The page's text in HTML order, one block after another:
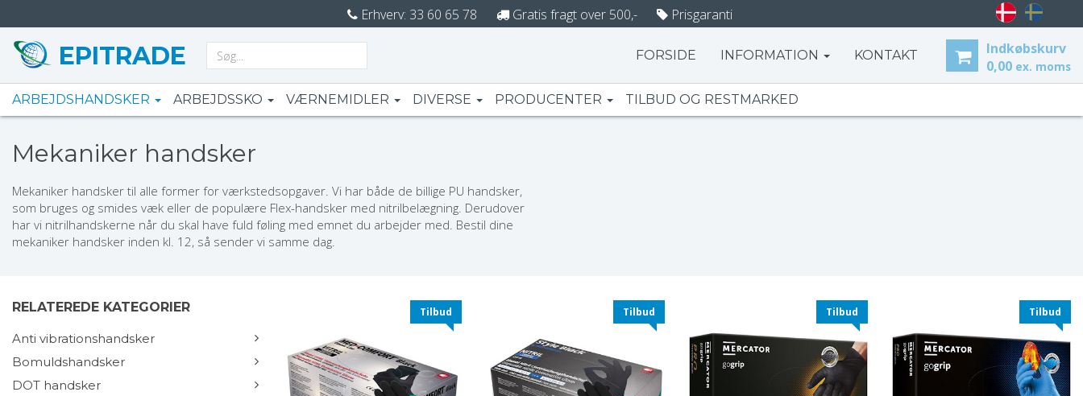
Erhverv: 33 60 65 78 Gratis fragt over 500,- Prisgaranti
EPITRADE
Indkøbskurv
0,00 ex. moms
FORSIDE INFORMATION KONTAKT
ARBEJDSHANDSKER ARBEJDSSKO VÆRNEMIDLER DIVERSE PRODUCENTER TILBUD OG RESTMARKED
Mekaniker handsker
Mekaniker handsker til alle former for værkstedsopgaver. Vi har både de billige PU handsker,
som bruges og smides væk eller de populære Flex-handsker med nitrilbelægning. Derudover
har vi nitrilhandskerne når du skal have fuld føling med emnet du arbejder med. Bestil dine
mekaniker handsker inden kl. 12, så sender vi samme dag.
RELATEREDE KATEGORIER
Anti vibrationshandsker
Bomuldshandsker
DOT handsker
Tilbud Tilbud Tilbud Tilbud